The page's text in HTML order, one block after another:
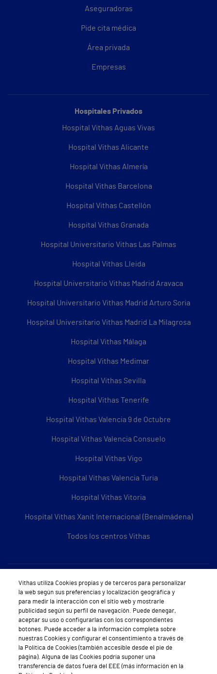
Aseguradoras
Pide cita médica
Área privada
Empresas
Hospitales Privados
Hospital Vithas Aguas Vivas
Hospital Vithas Alicante
Hospital Vithas Almería
Hospital Vithas Barcelona
Hospital Vithas Castellón
Hospital Vithas Granada
Hospital Universitario Vithas Las Palmas
Hospital Vithas Lleida
Hospital Universitario Vithas Madrid Aravaca
Hospital Universitario Vithas Madrid Arturo Soria
Hospital Universitario Vithas Madrid La Milagrosa
Hospital Vithas Málaga
Hospital Vithas Medimar
Hospital Vithas Sevilla
Hospital Vithas Tenerife
Hospital Vithas Valencia 9 de Octubre
Hospital Vithas Valencia Consuelo
Hospital Vithas Vigo
Hospital Vithas Valencia Turia
Hospital Vithas Vitoria
Hospital Vithas Xanit Internacional (Benalmádena)
Todos los centros Vithas
Sobre Vithas
Quiénes somos
Trabajar en Vithas
Teléfono Cita Médica
Teléfono Atención al Cliente
Vithas utiliza Cookies propias y de terceros para personalizar
la web según sus preferencias y localización geográfica y
para medir la interacción con el sitio web y mostrarle
publicidad según su perfil de navegación. Puede denegar,
aceptar su uso o configurarlas con los correspondientes
botones. Puede acceder a la información completa sobre
nuestras Cookies y configurar el consentimiento a través de
la Política de Cookies (también accesible desde el pie de
página). Alguna de las Cookies podría suponer una
transferencia de datos fuera del EEE (más información en la